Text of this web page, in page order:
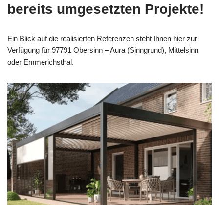
bereits umgesetzten Projekte!
Ein Blick auf die realisierten Referenzen steht Ihnen hier zur
Verfügung für 97791 Obersinn – Aura (Sinngrund), Mittelsinn
oder Emmerichsthal.